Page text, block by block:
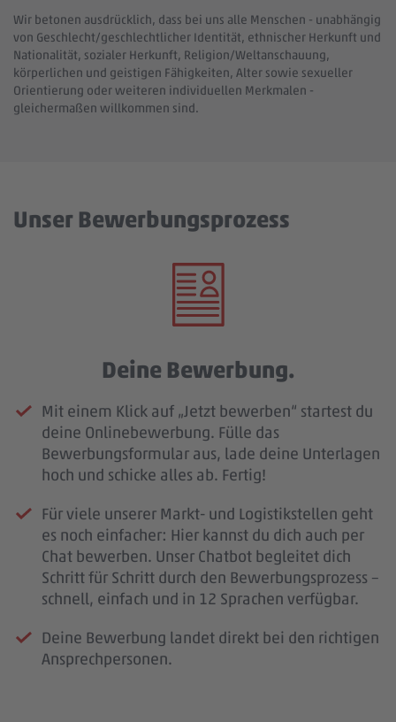
Wir betonen ausdrücklich, dass bei uns alle Menschen - unabhängig
von Geschlecht/geschlechtlicher Identität, ethnischer Herkunft und
Nationalität, sozialer Herkunft, Religion/Weltanschauung,
körperlichen und geistigen Fähigkeiten, Alter sowie sexueller
Orientierung oder weiteren individuellen Merkmalen -
gleichermaßen willkommen sind.
Unser Bewerbungsprozess
Deine Bewerbung.
Mit einem Klick auf „Jetzt bewerben“ startest du
deine Onlinebewerbung. Fülle das
Bewerbungsformular aus, lade deine Unterlagen
hoch und schicke alles ab. Fertig!
Für viele unserer Markt- und Logistikstellen geht
es noch einfacher: Hier kannst du dich auch per
Chat bewerben. Unser Chatbot begleitet dich
Schritt für Schritt durch den Bewerbungsprozess –
schnell, einfach und in 12 Sprachen verfügbar.
Deine Bewerbung landet direkt bei den richtigen
Ansprechpersonen.